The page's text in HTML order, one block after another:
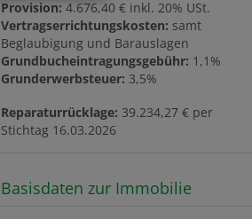
Provision: 4.676,40 € inkl. 20% USt.
Vertragserrichtungskosten: samt
Beglaubigung und Barauslagen
Grundbucheintragungsgebühr: 1,1%
Grunderwerbsteuer: 3,5%
Reparaturrücklage: 39.234,27 € per
Stichtag 16.03.2026
Basisdaten zur Immobilie